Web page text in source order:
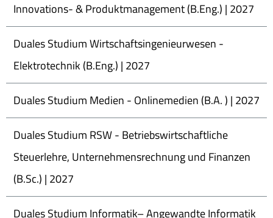
Innovations- & Produktmanagement (B.Eng.) | 2027
Duales Studium Wirtschaftsingenieurwesen -
Elektrotechnik (B.Eng.) | 2027
Duales Studium Medien - Onlinemedien (B.A. ) | 2027
Duales Studium RSW - Betriebswirtschaftliche
Steuerlehre, Unternehmensrechnung und Finanzen
(B.Sc.) | 2027
Duales Studium Informatik– Angewandte Informatik